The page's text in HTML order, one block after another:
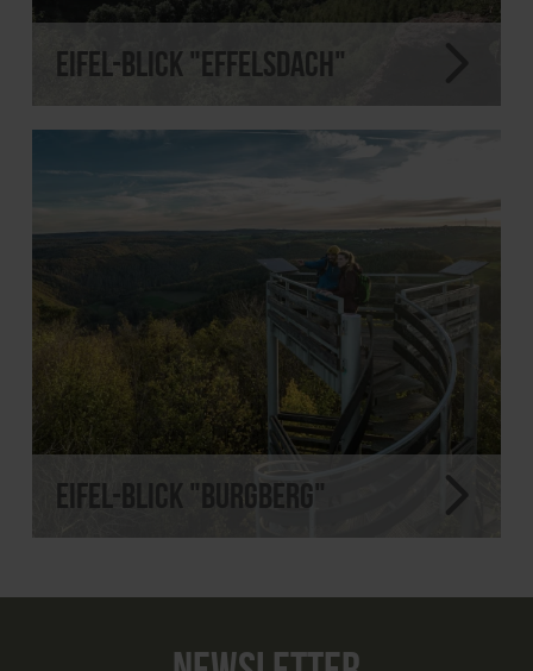
Eifel-Blick "Effelsdach"
Eifel-Blick "Burgberg"